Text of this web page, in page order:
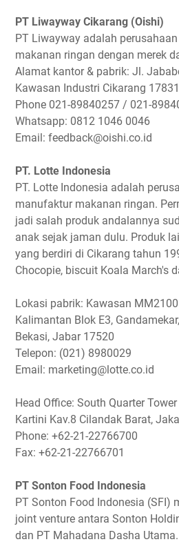
PT Liwayway Cikarang (Oishi)
PT Liwayway adalah
makanan ringan dengan merek
Alamat kantor & pabrik: Jl.
Kawasan Industri Cikarang
Phone 021-89840257 / 021-
Whatsapp: 0812 1046 0046
Email: feedback@oishi.co.id
PT. Lotte Indonesia
PT. Lotte Indonesia adalah
manufaktur makanan ringan.
jadi salah produk andalannya
anak sejak jaman dulu. Produk
yang berdiri di Cikarang tahun
Chocopie, biscuit Koala March's
Lokasi pabrik: Kawasan
Kalimantan Blok E3,
Bekasi, Jabar 17520
Telepon: (021) 8980029
Email: marketing@lotte.co.id
Head Office: South Quarter Tower
Kartini Kav.8 Cilandak Barat,
Phone: +62-21-22766700
Fax: +62-21-22766701
PT Sonton Food Indonesia
PT Sonton Food Indonesia (SFI)
joint venture antara Sonton
dan PT Mahadana Dasha